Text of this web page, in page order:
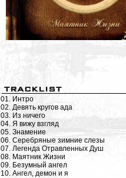
01. Интро
02. Девять кругов ада
03. Из ничего
04. Я вижу взгляд
05. Знамение
06. Серебряные зимние слезы
07. Легенда Отравленных Душ
08. Маятник Жизни
09. Безумный ангел
10. Ангел, демон и я